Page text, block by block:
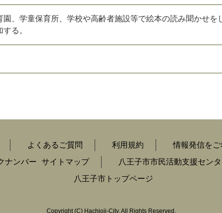
園、学童保育所、学校や高齢者施設等で絵本の読み聞かせを
る。
よくあるご質問 利用規約
情報発信を
ナンバー
サイトマップ
八王子市市民活動支援セン
八王子市トップページ
Copyright(C) Hachioji-City. All Rights Reserved.